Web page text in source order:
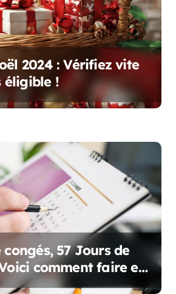
2024 : Vérifiez vite
éligible !
57 Jours de
comment faire en